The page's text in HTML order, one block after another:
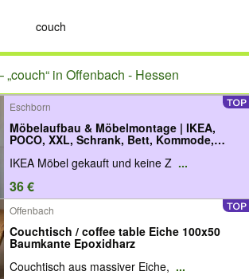
„couch“ in Offenbach - Hessen
Eschborn
Möbelaufbau & Möbelmontage | IKEA,
POCO, XXL, Schrank, Bett, Kommode,
Sofa, Couch,
IKEA Möbel gekauft und keine Z ...
36 €
Offenbach
Couchtisch / coffee table Eiche 100x50
Baumkante Epoxidharz
Couchtisch aus massiver Eiche, ...